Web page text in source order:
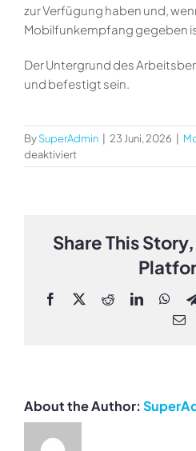
zur Verfügung haben und,
Mobilfunkempfang gegeben
Der Untergrund des
und befestigt sein.
BySuperAdmin 23 Juni, 2026
deaktiviert
Bei
Mercedes-
Service
Share This
Facebook
X RedditLinkedIn
About the Author: